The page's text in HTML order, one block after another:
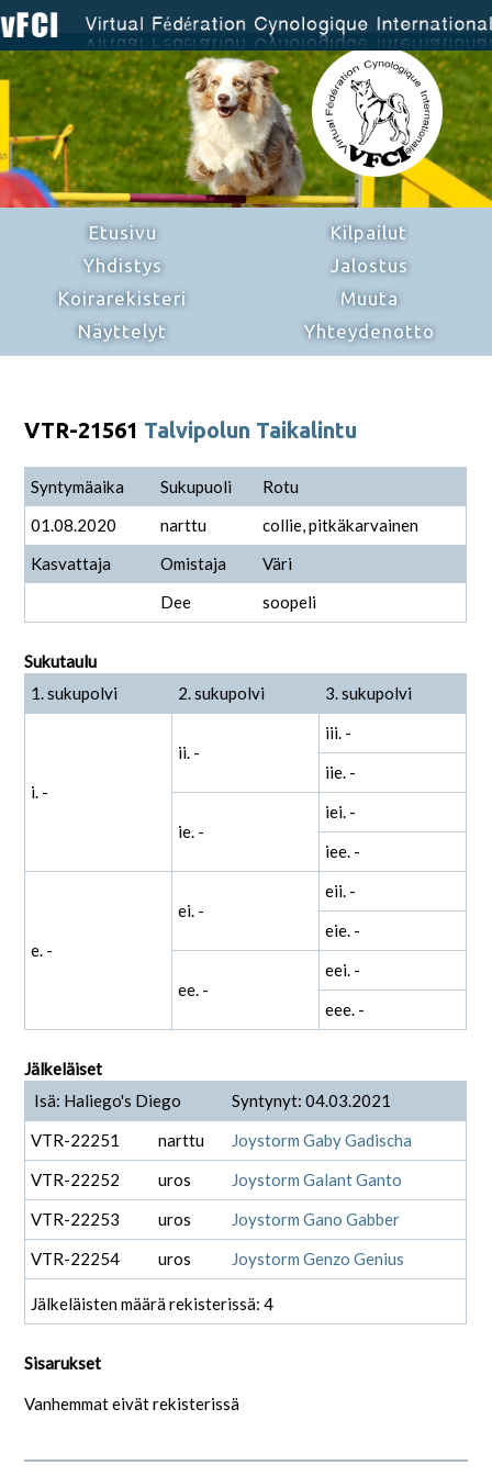
Etusivu
Yhdistys
Koirarekisteri
Näyttelyt
Kilpailut
Jalostus
Muuta
Yhteydenotto
VTR-21561 Talvipolun Taikalintu
Syntymäaika Sukupuoli
Rotu
01.08.2020
narttu
collie, pitkäkarvainen
Kasvattaja
Omistaja
Väri
Dee
soopeli
Sukutaulu
1. sukupolvi
2. sukupolvi 3. sukupolvi
i. -
ii. -
iii. -
iie. -
ie. -
iei. -
iee. -
e. -
ei. -
eii. -
eie. -
ee. -
eei. -
eee. -
Jälkeläiset
Isä: Haliego's Diego
Syntynyt: 04.03.2021
VTR-22251
narttu
Joystorm Gaby Gadischa
VTR-22252
uros
Joystorm Galant Ganto
VTR-22253
uros
Joystorm Gano Gabber
VTR-22254
uros Joystorm Genzo Genius
Jälkeläisten määrä rekisterissä: 4
Sisarukset
Vanhemmat eivät rekisterissä